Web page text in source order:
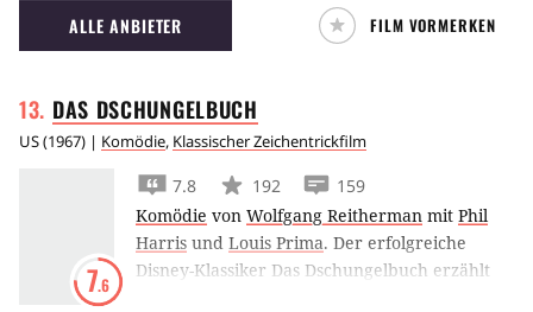
ALLE ANBIETER FILM VORMERKEN
DAS DSCHUNGELBUCH
US(1967) | Komödie, Klassischer Zeichentrickfilm
7.6
7.8 192
159
Komödie von Wolfgang Reitherman mit Phil
Harris und Louis Prima. Der erfolgreiche
Disney-Klassiker Das Dschungelbuch erzählt